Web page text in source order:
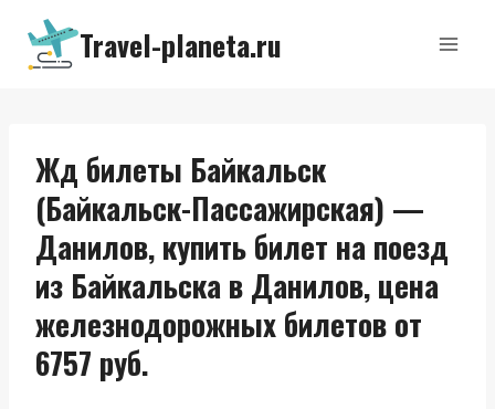
Перейти
содержимому
Travel-planeta.ru
Жд билеты Байкальск
(Байкальск-Пассажирская) —
Данилов, купить билет на поезд
из Байкальска в Данилов, цена
железнодорожных билетов от
6757 руб.